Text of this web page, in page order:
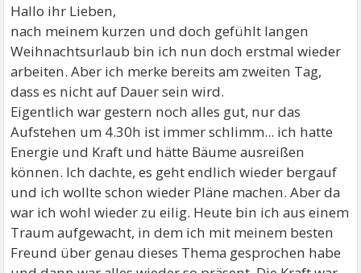
Hallo ihr Lieben,
nach meinem kurzen und doch gefühlt langen
Weihnachtsurlaub bin ich nun doch erstmal wieder
arbeiten. Aber ich merke bereits am zweiten Tag,
dass es nicht auf Dauer sein wird.
Eigentlich war gestern noch alles gut, nur das
Aufstehen um 4.30h ist immer schlimm... ich hatte
Energie und Kraft und hätte Bäume ausreißen
können. Ich dachte, es geht endlich wieder bergauf
und ich wollte schon wieder Pläne machen. Aber da
war ich wohl wieder zu eilig. Heute bin ich aus einem
Traum aufgewacht, in dem ich mit meinem besten
Freund über genau dieses Thema gesprochen habe